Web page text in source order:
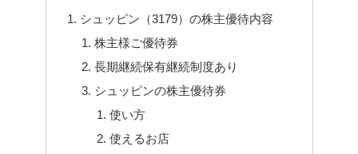
シュッピン（3179）の株主優待内容
株主様ご優待券
長期継続保有継続制度あり
シュッピンの株主優待券
使い方
使えるお店